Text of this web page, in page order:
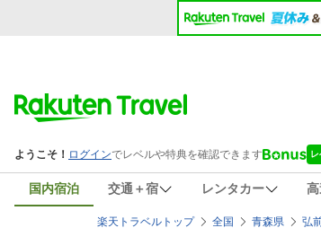
国内宿泊 交通＋宿 レンタカー
楽天トラベルトップ 全国 青森県 弘